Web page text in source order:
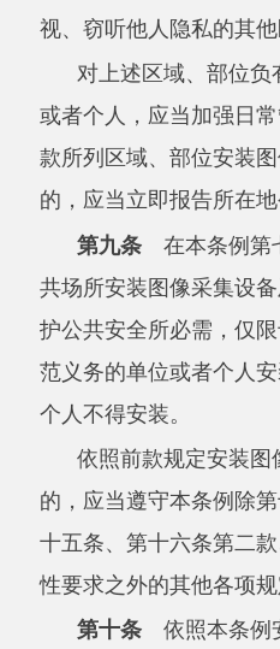
性要求之外的其他各项规定
第十条依照本条例安装
关设施，位于军事禁区、军
第十一条
公共安全视频
按照相关标准建设公共安全
计、施工、检验、验收等工
理相关档案资料。
第十二条公共安全视频
服务应当符合国家标准的强
补救措施，按照规定及时告
部门报告。
第十三条公共安全视频
按照维护公共安全所必需、